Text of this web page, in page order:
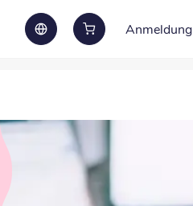
Anmeldung